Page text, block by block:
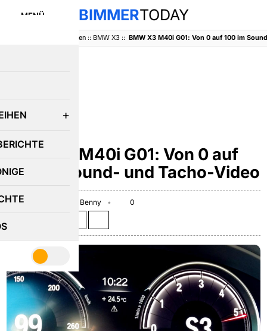
MENÜ BIMMERTODAY
Baureihen:: BMW X3 :: BMW X3 M40i G01: Von 0 auf 100 im
BMW X3 M40i G01: Von 0 auf
100 im Sound- und Tacho-Video
October 17, 2017 Benny
0